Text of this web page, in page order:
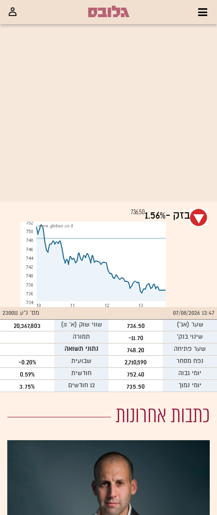
בזק -1.56%
736.50
13:47 07/08/2026
מס' נ"ע 230011
שער (אג') 736.50 שווי שוק (א` ₪) 20,367,803
שינוי בנק' -11.70
תמורה
שער פתיחה
748.20
נתוני תשואה
נפח מסחר
2,710,590 שבועית -0.20%
יומי גבוה 752.40 חודשית 0.59%
יומי נמוך 735.50 12 חודשים 3.75%
כתבות אחרונות